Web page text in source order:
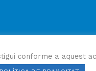
conforme a aquest